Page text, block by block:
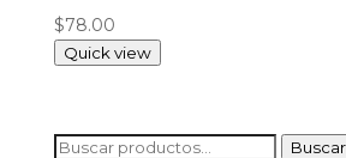
$78.00
Quick view
Buscar
Buscar